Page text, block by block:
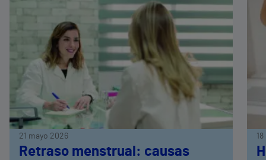
21 mayo 2026
Retraso menstrual: causas